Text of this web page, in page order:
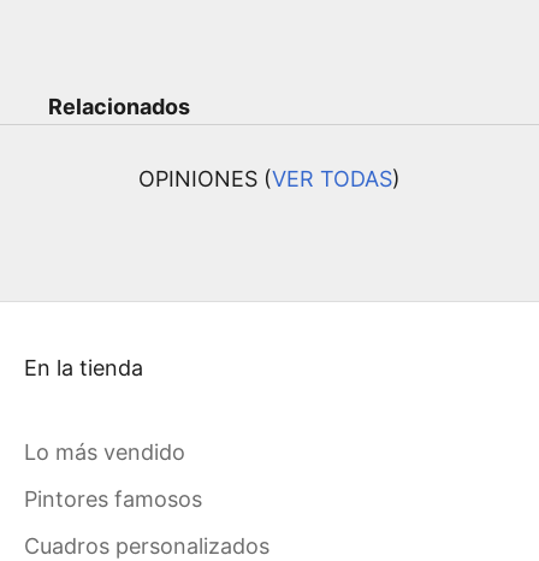
Relacionados
OPINIONES (VER TODAS)
En la tienda
Lo más vendido
Pintores famosos
Cuadros personalizados